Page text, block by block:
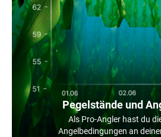
Pegelstände und
Als Pro-Angler hast du
Angelbedingungen an